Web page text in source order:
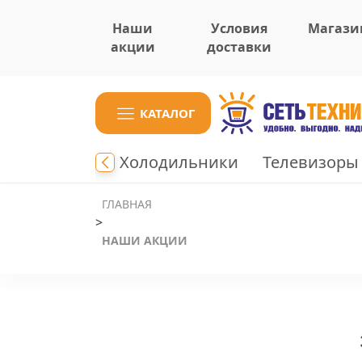
Наши
акции
Условия
доставки
КАТАЛОГ
Холодильники Телевизоры
Плиты
ГЛАВНАЯ
>
НАШИ АКЦИИ